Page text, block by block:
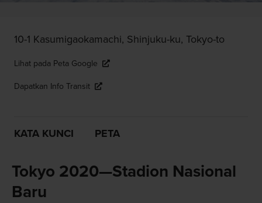
10-1 Kasumigaokamachi, Shinjuku-ku, Tokyo-to
Lihat pada Peta Google
Dapatkan Info Transit
KATA KUNCI PETA
Tokyo 2020—Stadion Nasional
Baru